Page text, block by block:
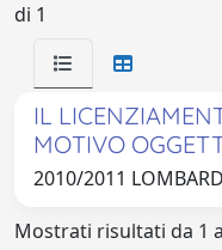
di 1
IL
MOTIVO
2010/2011
Mostrati risultati da 1